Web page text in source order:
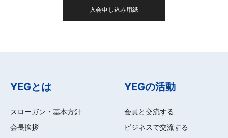
入会申し込み用紙
YEGとは
スローガン・基本方針
会長挨拶
YEGの活動
会員と交流する
ビジネスで交流する